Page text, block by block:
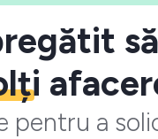
pentru a